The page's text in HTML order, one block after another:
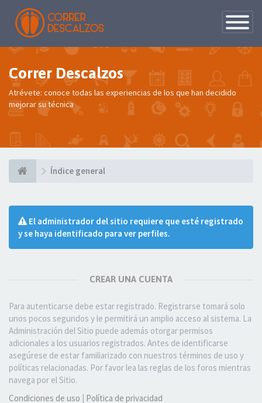
de
Correr Descalzos
Atrévete: conoce todas las experiencias de los que han decidido
mejorar su técnica
Índice general
El administrador del sitio requiere que esté registrado
y se haya identificado para ver perfiles.
CREAR UNA CUENTA
Para autenticarse debe estar registrado. Registrarse tomará solo
unos pocos segundos y le permitirá un amplio acceso al sistema. La
Administración del Sitio puede además otorgar permisos
adicionales a los usuarios registrados. Antes de identificarse
asegúrese de estar familiarizado con nuestros términos de uso y
políticas relacionadas. Por favor lea las reglas de los foros mientras
navega por el Sitio.
Condiciones de uso | Política de privacidad